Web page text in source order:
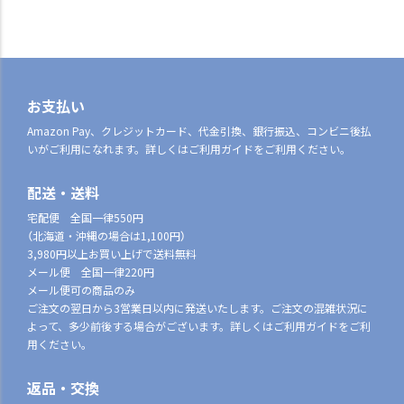
お支払い
Amazon Pay、クレジットカード、代金引換、銀行振込、コンビニ後払
いがご利用になれます。詳しくはご利用ガイドをご利用ください。
配送・送料
宅配便 全国一律550円
（北海道・沖縄の場合は1,100円）
3,980円以上お買い上げで送料無料
メール便 全国一律220円
メール便可の商品のみ
ご注文の翌日から3営業日以内に発送いたします。ご注文の混雑状況に
よって、多少前後する場合がございます。詳しくはご利用ガイドをご利
用ください。
返品・交換